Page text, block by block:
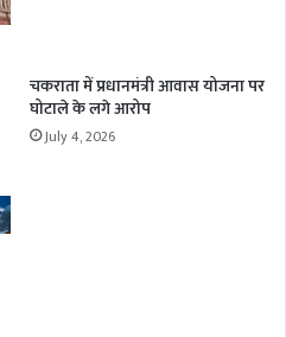
चकराता में प्रधानमंत्री आवास योजना पर
घोटाले के लगे आरोप
July 4, 2026